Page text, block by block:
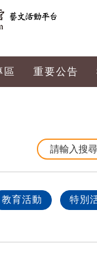
區 重要公告
教育活動 特別